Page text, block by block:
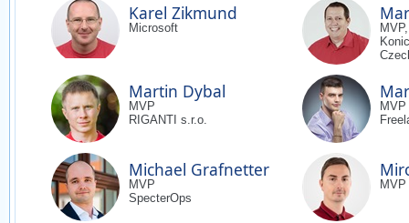
Karel Zikmund
Microsoft
Martin Dybal
MVP
RIGANTI s.r.o.
MVP
Michael Grafnetter
MVP
SpecterOps
MVP